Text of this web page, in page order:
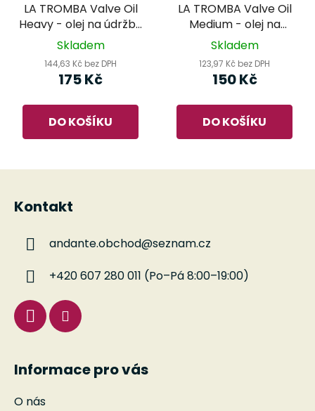
LA TROMBA Valve Oil
Heavy - olej na údržbu
dechových nástrojů
Skladem
144,63 Kč bez DPH
175 Kč
DO KOŠÍKU
LA TROMBA Valve Oil
Medium - olej na
údržbu dechových
Skladem
123,97 Kč bez DPH
150 Kč
DO KOŠÍKU
Kontakt
andante.obchod@seznam.cz
+420 607 280 011 (Po–Pá 8:00–19:00)
Informace pro vás
O nás